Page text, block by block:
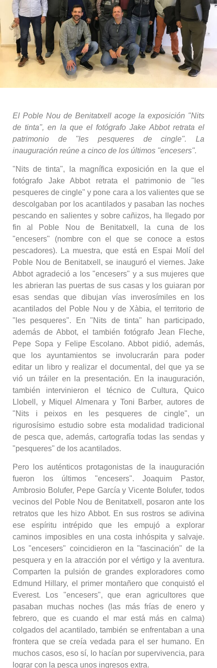
El Poble Nou de Benitatxell acoge la exposición "Nits
de tinta", en la que el fotógrafo Jake Abbot retrata el
patrimonio de "les pesqueres de cingle". La
inauguración reúne a cinco de los últimos "encesers".
"Nits de tinta", la magnífica exposición en la que el
fotógrafo Jake Abbot retrata el patrimonio de "les
pesqueres de cingle" y pone cara a los valientes que se
descolgaban por los acantilados y pasaban las noches
pescando en salientes y sobre cañizos, ha llegado por
fin al Poble Nou de Benitatxell, la cuna de los
"encesers" (nombre con el que se conoce a estos
pescadores). La muestra, que está en Espai Molí del
Poble Nou de Benitatxell, se inauguró el viernes. Jake
Abbot agradeció a los "encesers" y a sus mujeres que
les abrieran las puertas de sus casas y los guiaran por
esas sendas que dibujan vías inverosímiles en los
acantilados del Poble Nou y de Xàbia, el territorio de
"les pesqueres". En "Nits de tinta" han participado,
además de Abbot, el también fotógrafo Jean Fleche,
Pepe Sopa y Felipe Escolano. Abbot pidió, además,
que los ayuntamientos se involucrarán para poder
editar un libro y realizar el documental, del que ya se
vió un tráiler en la presentación. En la inauguración,
también intervinieron el técnico de Cultura, Quico
Llobell, y Miquel Almenara y Toni Barber, autores de
"Nits i peixos en les pesqueres de cingle", un
rigurosísimo estudio sobre esta modalidad tradicional
de pesca que, además, cartografía todas las sendas y
"pesqueres" de los acantilados.
Pero los auténticos protagonistas de la inauguración
fueron los últimos "encesers". Joaquim Pastor,
Ambrosio Bolufer, Pepe García y Vicente Bolufer, todos
vecinos del Poble Nou de Benitatxell, posaron ante los
retratos que les hizo Abbot. En sus rostros se adivina
ese espíritu intrépido que les empujó a explorar
caminos imposibles en una costa inhóspita y salvaje.
Los "encesers" coincidieron en la "fascinación" de la
pesquera y en la atracción por el vértigo y la aventura.
Comparten la pulsión de grandes exploradores como
Edmund Hillary, el primer montañero que conquistó el
Everest. Los "encesers", que eran agricultores que
pasaban muchas noches (las más frías de enero y
febrero, que es cuando el mar está más en calma)
colgados del acantilado, también se enfrentaban a una
frontera que se creía vedada para el ser humano. En
muchos casos, eso sí, lo hacían por supervivencia, para
lograr con la pesca unos ingresos extra.